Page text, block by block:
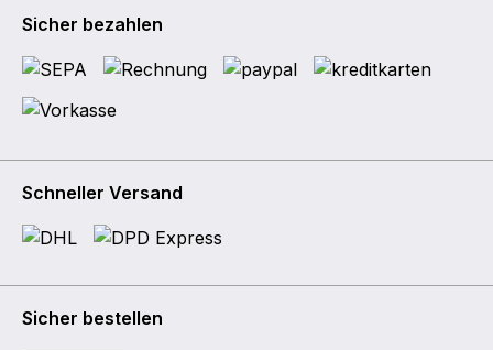
Sicher bezahlen
Schneller Versand
Sicher bestellen